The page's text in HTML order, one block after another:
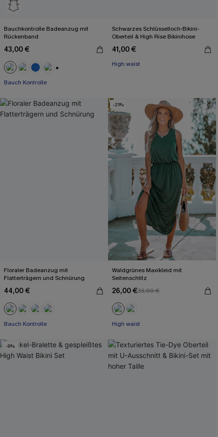
Bauchkontrolle Badeanzug mit
Rückenband
43,00 €
Bauch Kontrolle
Schwarzes Schlüsselloch-Bikini-
Oberteil & High Rise Bikinihose
41,00 €
High waist
Floraler Badeanzug mit
Flatterträgern und Schnürung
44,00 €
Bauch Kontrolle
-21%
Waldgrünes Maxikleid mit
Seitenschlitz
26,00 €33,00 €
High waist
-9%